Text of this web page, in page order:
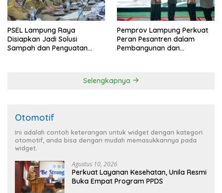
PSEL Lampung Raya
Disiapkan Jadi Solusi
Sampah dan Penguatan
Pemprov Lampung Perkuat
Peran Pesantren dalam
Pembangunan dan
Selengkapnya
Otomotif
Ini adalah contoh keterangan untuk widget dengan kategori
otomotif, anda bisa dengan mudah memasukkannya pada
widget.
Agustus 10, 2026
Perkuat Layanan Kesehatan, Unila Resmi
Buka Empat Program PPDS